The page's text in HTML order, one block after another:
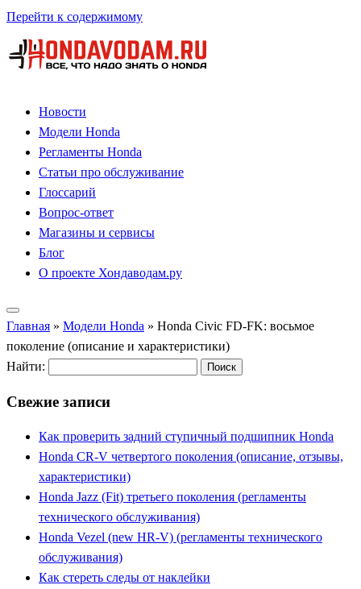
Перейти к содержимому
Новости
Модели Honda
Регламенты Honda
Статьи про обслуживание
Глоссарий
Вопрос-ответ
Магазины и сервисы
Блог
О проекте Хондаводам.ру
Главная » Модели Honda » Honda Civic FD-FK: восьмое
поколение (описание и характеристики)
Найти:
Свежие записи
Как проверить задний ступичный подшипник Honda
Honda CR-V четвертого поколения (описание, отзывы,
характеристики)
Honda Jazz (Fit) третьего поколения (регламенты
технического обслуживания)
Honda Vezel (new HR-V) (регламенты технического
обслуживания)
Как стереть следы от наклейки